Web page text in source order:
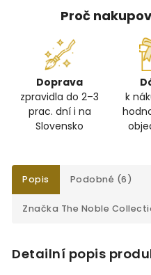
Proč
Doprava
zpravidla do 2–3
prac. dní i na
Slovensko
k
Popis Podobné (6)
Značka The Noble
Detailní popis